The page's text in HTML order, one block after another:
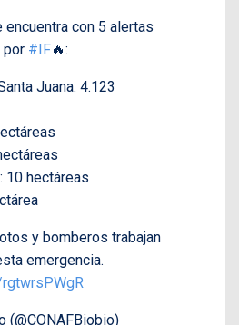
encuentra con 5 alertas
por #IF🔥:
Juana: 4.123
10 hectáreas
y bomberos trabajan
emergencia.
(@CONAFBiobio)